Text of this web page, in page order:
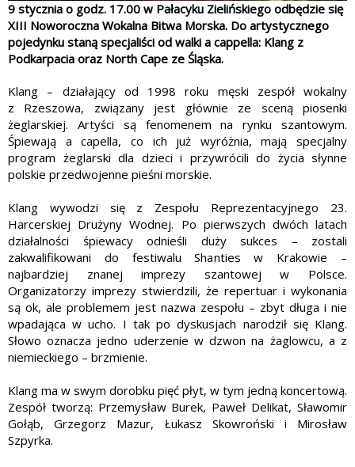
9 stycznia o godz. 17.00 w Pałacyku Zielińskiego odbędzie się
XIII Noworoczna Wokalna Bitwa Morska. Do artystycznego
pojedynku staną specjaliści od walki a cappella: Klang z
Podkarpacia oraz North Cape ze Śląska.
Klang – działający od 1998 roku męski zespół wokalny
z Rzeszowa, związany jest głównie ze sceną piosenki
żeglarskiej. Artyści są fenomenem na rynku szantowym.
Śpiewają a capella, co ich już wyróżnia, mają specjalny
program żeglarski dla dzieci i przywrócili do życia słynne
polskie przedwojenne pieśni morskie.
Klang wywodzi się z Zespołu Reprezentacyjnego 23.
Harcerskiej Drużyny Wodnej. Po pierwszych dwóch latach
działalności śpiewacy odnieśli duży sukces – zostali
zakwalifikowani do festiwalu Shanties w Krakowie –
najbardziej znanej imprezy szantowej w Polsce.
Organizatorzy imprezy stwierdzili, że repertuar i wykonania
są ok, ale problemem jest nazwa zespołu – zbyt długa i nie
wpadająca w ucho. I tak po dyskusjach narodził się Klang.
Słowo oznacza jedno uderzenie w dzwon na żaglowcu, a z
niemieckiego – brzmienie.
Klang ma w swym dorobku pięć płyt, w tym jedną koncertową.
Zespół tworzą: Przemysław Burek, Paweł Delikat, Sławomir
Gołąb, Grzegorz Mazur, Łukasz Skowroński i Mirosław
Szpyrka.